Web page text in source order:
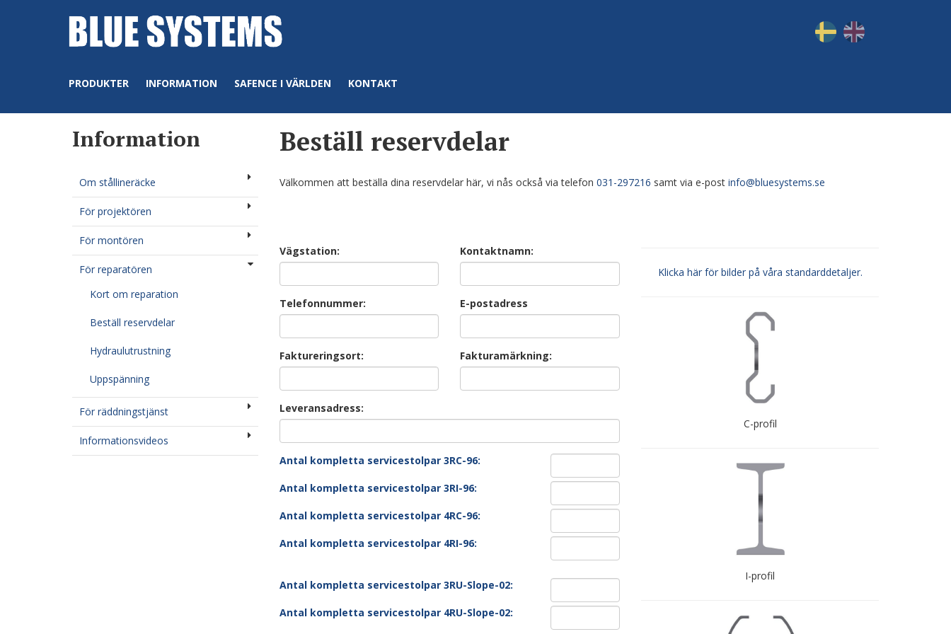
PRODUKTER INFORMATION SAFENCE I VÄRLDEN KONTAKT
Information
Om stållineräcke
För projektören
För montören
För reparatören
Kort om reparation
Beställ reservdelar
Hydraulutrustning
Uppspänning
För räddningstjänst
Informationsvideos
Beställ reservdelar
Välkommen att beställa dina reservdelar här, vi nås också via telefon 031-297216 samt via e-post info@bluesystems.se
Vägstation: Kontaktnamn:
Telefonnummer: E-postadress
Faktureringsort: Fakturamärkning:
Leveransadress:
Antal kompletta servicestolpar 3RC-96:
Antal kompletta servicestolpar 3RI-96:
Antal kompletta servicestolpar 4RC-96:
Antal kompletta servicestolpar 4RI-96:
Antal kompletta servicestolpar 3RU-Slope-02:
Antal kompletta servicestolpar 4RU-Slope-02:
Klicka här för bilder på våra standarddetaljer.
C-profil
I-profil